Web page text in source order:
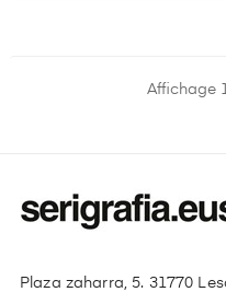
Affichage
Plaza zaharra, 5. 31770